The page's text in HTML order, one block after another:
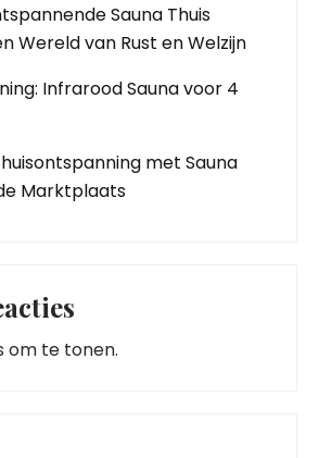
Sauna Thuis
Wereld van Rust en Welzijn
Infrarood Sauna voor 4
met Sauna
Marktplaats
om te tonen.